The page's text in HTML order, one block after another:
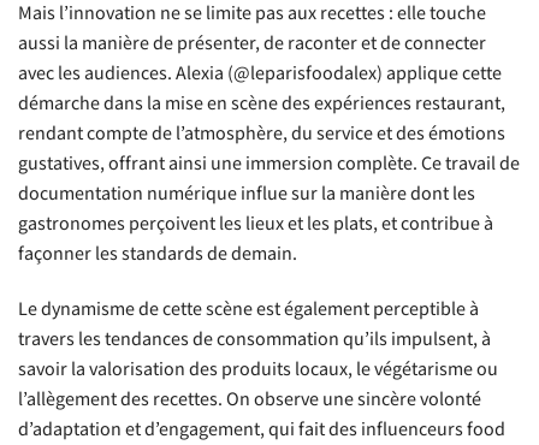
Mais l’innovation ne se limite pas aux recettes : elle touche
aussi la manière de présenter, de raconter et de connecter
avec les audiences. Alexia (@leparisfoodalex) applique cette
démarche dans la mise en scène des expériences restaurant,
rendant compte de l’atmosphère, du service et des émotions
gustatives, offrant ainsi une immersion complète. Ce travail de
documentation numérique influe sur la manière dont les
gastronomes perçoivent les lieux et les plats, et contribue à
façonner les standards de demain.
Le dynamisme de cette scène est également perceptible à
travers les tendances de consommation qu’ils impulsent, à
savoir la valorisation des produits locaux, le végétarisme ou
l’allègement des recettes. On observe une sincère volonté
d’adaptation et d’engagement, qui fait des influenceurs food